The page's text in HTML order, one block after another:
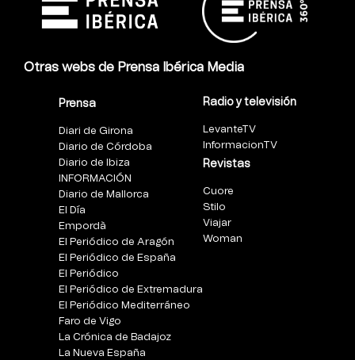
Otras webs de Prensa Ibérica Media
Prensa
Diari de Girona
Diario de Córdoba
Diario de Ibiza
INFORMACIÓN
Diario de Mallorca
El Día
Empordà
El Periódico de Aragón
El Periódico de España
El Periódico
El Periódico de Extremadura
El Periódico Mediterráneo
Faro de Vigo
La Crónica de Badajoz
La Nueva España
Radio y televisión
LevanteTV
InformacionTV
Revistas
Cuore
Stilo
Viajar
Woman